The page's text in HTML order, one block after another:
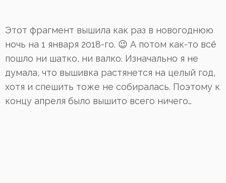
Этот фрагмент вышила как раз в новогоднюю
ночь на 1 января 2018-го. 😉 А потом как-то всё
пошло ни шатко, ни валко. Изначально я не
думала, что вышивка растянется на целый год,
хотя и спешить тоже не собиралась. Поэтому к
концу апреля было вышито всего ничего…